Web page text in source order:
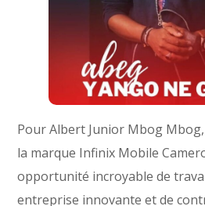
Pour Albert Junior Mbog
la marque Infinix Mobile
opportunité incroyable de
entreprise innovante et de